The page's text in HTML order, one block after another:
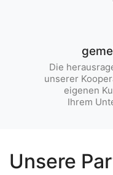
Die
unserer
eigenen
Ihrem
Unsere